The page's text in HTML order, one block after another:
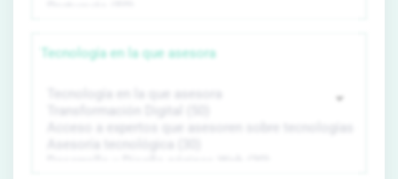
Tecnología en la que asesora